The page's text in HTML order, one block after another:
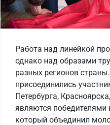
Работа над линейкой
однако над образами
разных регионов
присоединились
Петербурга,
являются победителями
который объединил